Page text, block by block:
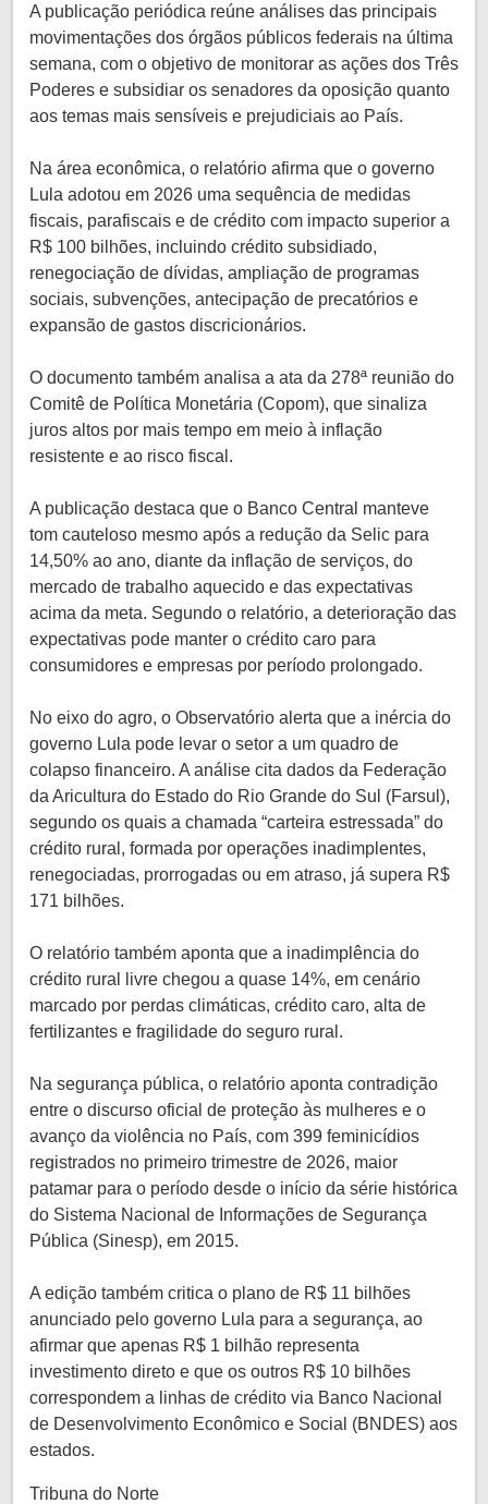
A publicação periódica reúne análises das principais
movimentações dos órgãos públicos federais na última
semana, com o objetivo de monitorar as ações dos Três
Poderes e subsidiar os senadores da oposição quanto
aos temas mais sensíveis e prejudiciais ao País.
Na área econômica, o relatório afirma que o governo
Lula adotou em 2026 uma sequência de medidas
fiscais, parafiscais e de crédito com impacto superior a
R$ 100 bilhões, incluindo crédito subsidiado,
renegociação de dívidas, ampliação de programas
sociais, subvenções, antecipação de precatórios e
expansão de gastos discricionários.
O documento também analisa a ata da 278ª reunião do
Comitê de Política Monetária (Copom), que sinaliza
juros altos por mais tempo em meio à inflação
resistente e ao risco fiscal.
A publicação destaca que o Banco Central manteve
tom cauteloso mesmo após a redução da Selic para
14,50% ao ano, diante da inflação de serviços, do
mercado de trabalho aquecido e das expectativas
acima da meta. Segundo o relatório, a deterioração das
expectativas pode manter o crédito caro para
consumidores e empresas por período prolongado.
No eixo do agro, o Observatório alerta que a inércia do
governo Lula pode levar o setor a um quadro de
colapso financeiro. A análise cita dados da Federação
da Aricultura do Estado do Rio Grande do Sul (Farsul),
segundo os quais a chamada “carteira estressada” do
crédito rural, formada por operações inadimplentes,
renegociadas, prorrogadas ou em atraso, já supera R$
171 bilhões.
O relatório também aponta que a inadimplência do
crédito rural livre chegou a quase 14%, em cenário
marcado por perdas climáticas, crédito caro, alta de
fertilizantes e fragilidade do seguro rural.
Na segurança pública, o relatório aponta contradição
entre o discurso oficial de proteção às mulheres e o
avanço da violência no País, com 399 feminicídios
registrados no primeiro trimestre de 2026, maior
patamar para o período desde o início da série histórica
do Sistema Nacional de Informações de Segurança
Pública (Sinesp), em 2015.
A edição também critica o plano de R$ 11 bilhões
anunciado pelo governo Lula para a segurança, ao
afirmar que apenas R$ 1 bilhão representa
investimento direto e que os outros R$ 10 bilhões
correspondem a linhas de crédito via Banco Nacional
de Desenvolvimento Econômico e Social (BNDES) aos
estados.
Tribuna do Norte